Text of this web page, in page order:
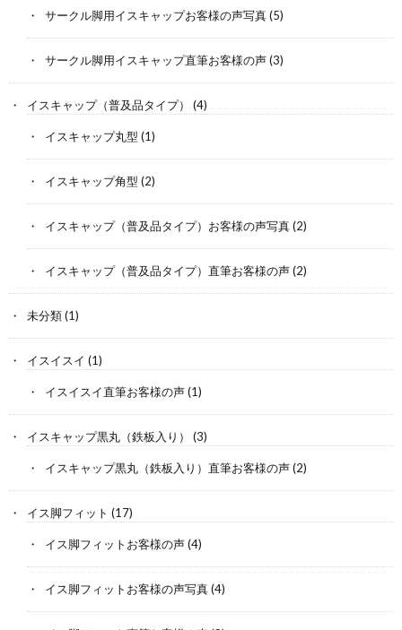
サークル脚用イスキャップお客様の声写真(5)
サークル脚用イスキャップ直筆お客様の声(3)
イスキャップ（普及品タイプ） (4)
イスキャップ丸型 (1)
イスキャップ角型 (2)
イスキャップ（普及品タイプ）お客様の声写真(2)
イスキャップ（普及品タイプ）直筆お客様の声(2)
未分類(1)
イスイスイ (1)
イスイスイ直筆お客様の声(1)
イスキャップ黒丸（鉄板入り） (3)
イスキャップ黒丸（鉄板入り）直筆お客様の声(2)
イス脚フィット (17)
イス脚フィットお客様の声(4)
イス脚フィットお客様の声写真(4)